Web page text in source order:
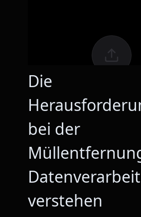
Die
bei der
verstehen